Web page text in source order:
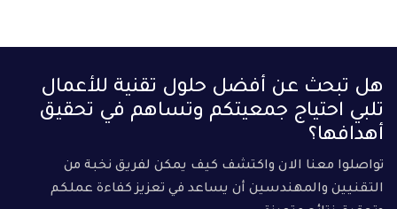
هل تبحث عن أفضل حلول تقنية للأعمال
تلبي احتياج جمعيتكم وتساهم في تحقيق
أهدافها؟
تواصلوا معنا الان واكتشف كيف يمكن لفريق نخبة من
التقنيين والمهندسين أن يساعد في تعزيز كفاءة عملكم